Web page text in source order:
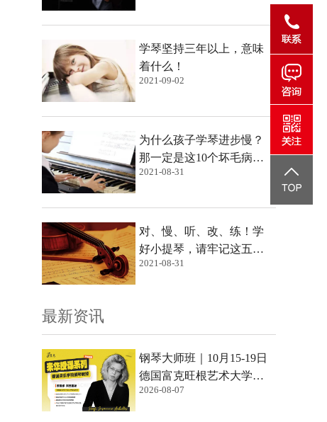
学琴坚持三年以上，意味
着什么！
2021-09-02
为什么孩子学琴进步慢？
那一定是这10个坏毛病还
没改！
2021-08-31
对、慢、听、改、练！学
好小提琴，请牢记这五字
口诀！
2021-08-31
最新资讯
钢琴大师班｜10月15-19日
德国富克旺根艺术大学钢
琴教授-苏珊娜·阿西里斯教
2026-08-07